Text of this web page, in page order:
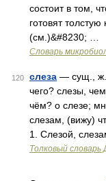
состоит в том,
готовят
(см.)&#8230; …
Словарь
120 слеза — сущ.,
чего? слезы,
чём? о слезе;
слезам, (вижу)
1. Слезой,
Толковый